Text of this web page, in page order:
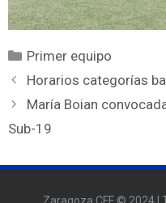
Primer equipo
Horarios categorías
María Boian
Sub-19